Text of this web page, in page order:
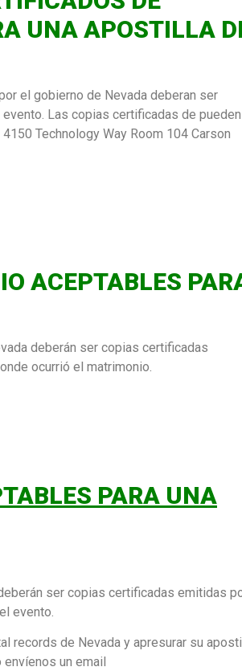
UNA APOSTILLA
el gobierno de Nevada deberan ser
Las copias certificadas de pueden
Technology Way Room 104 Carson
ACEPTABLES
deberán ser copias certificadas
ocurrió el matrimonio.
PARA UNA
ser copias certificadas emitidas
evento.
records de Nevada y apresurar su
un email